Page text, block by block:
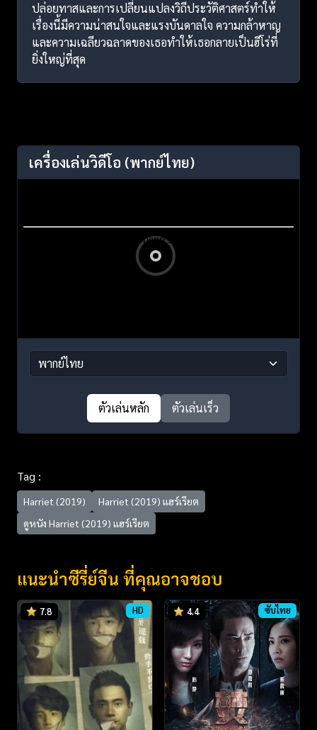
ปล่อยทาสและการเปลี่ยนแปลงวิถีประวัติศาสตร์ทำให้
เรื่องนี้มีความน่าสนใจและแรงบันดาลใจ ความกล้าหาญ
และความเฉลียวฉลาดของเธอทำให้เธอกลายเป็นฮีโร่ที่
ยิ่งใหญ่ที่สุด
เครื่องเล่นวิดีโอ (พากย์ไทย)
ตัวเล่นหลัก ตัวเล่นเร็ว
Tag :
Harriet (2019)
Harriet (2019) แฮร์เรียต
ดูหนัง Harriet (2019) แฮร์เรียต
แนะนำซีรี่ย์จีน ที่คุณอาจชอบ
7.8 HD 4.4 ซับไทย